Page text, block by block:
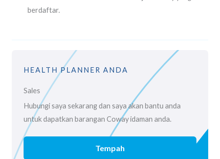
berdaftar.
HEALTH PLANNER ANDA
Sales
Hubungi saya sekarang dan saya akan bantu anda
untuk dapatkan barangan Coway idaman anda.
Tempah